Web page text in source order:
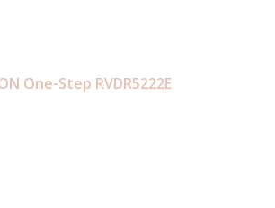
One-Step RVDR5222E